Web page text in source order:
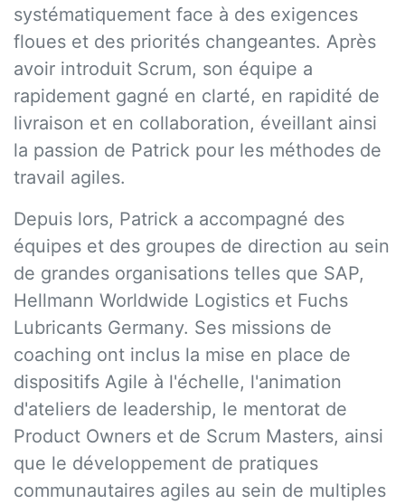
systématiquement face à des exigences
floues et des priorités changeantes. Après
avoir introduit Scrum, son équipe a
rapidement gagné en clarté, en rapidité de
livraison et en collaboration, éveillant ainsi
la passion de Patrick pour les méthodes de
travail agiles.
Depuis lors, Patrick a accompagné des
équipes et des groupes de direction au sein
de grandes organisations telles que SAP,
Hellmann Worldwide Logistics et Fuchs
Lubricants Germany. Ses missions de
coaching ont inclus la mise en place de
dispositifs Agile à l'échelle, l'animation
d'ateliers de leadership, le mentorat de
Product Owners et de Scrum Masters, ainsi
que le développement de pratiques
communautaires agiles au sein de multiples